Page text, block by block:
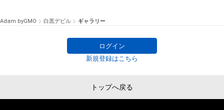
Adam byGMO 白黒デビル ギャラリー
ログイン
新規登録はこちら
トップへ戻る